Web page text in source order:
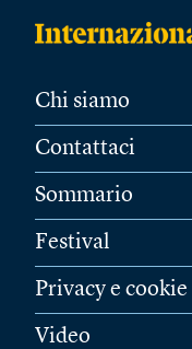
Chi siamo
Contattaci
Sommario
Festival
Privacy e cookie
Video